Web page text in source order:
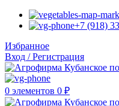
+7 (918)
Избранное
Вход / Регистрация
0 элементов 0 ₽